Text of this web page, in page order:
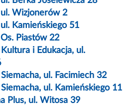
Wizjonerów 2
Kamieńskiego 51
Piastów 22
i Edukacja, ul.
ul. Facimiech 32
ul. Kamieńskiego 11
Plus, ul. Witosa 39